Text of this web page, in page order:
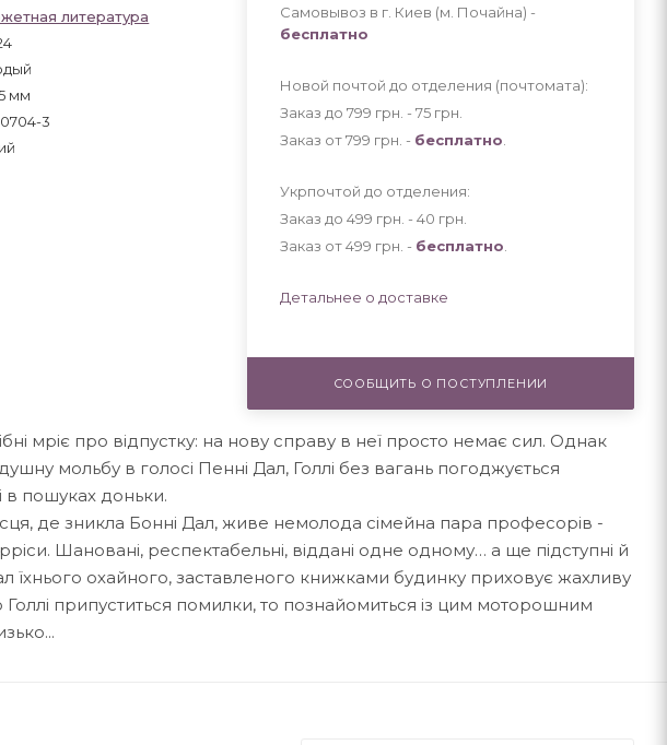
литература
мм
0704-3
Самовывоз в г. Киев (м. Почайна) -
бесплатно
Новой почтой до отделения (почтомата):
Заказ до 799 грн. - 75 грн
Заказ от 799 грн. - бесплатно
Укрпочтой до отделения:
Заказ до 499 грн. - 40 грн
Заказ от 499 грн. - бесплатно
Детальнее о доставке
СООБЩИТЬ О ПОСТУПЛЕНИИ
мріє про відпустку: на нову справу в неї просто немає сил. Однак
мольбу в голосі Пенні Дал, Голлі без вагань погоджується
в пошуках доньки.
де зникла Бонні Дал, живе немолода сімейна пара професорів -
Шановані, респектабельні, віддані одне одному… а ще підступні й
їхнього охайного, заставленого книжками будинку приховує жахливу
припуститься помилки, то познайомиться із цим моторошним